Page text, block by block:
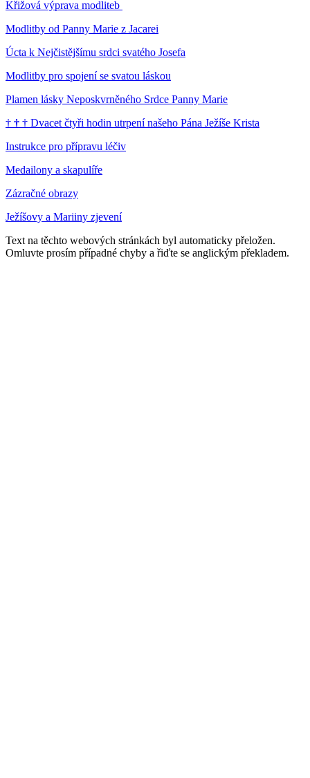
Křižová výprava modliteb
Modlitby od Panny Marie z Jacarei
Úcta k Nejčistějšímu srdci svatého Josefa
Modlitby pro spojení se svatou láskou
Plamen lásky Neposkvrněného Srdce Panny Marie
† † † Dvacet čtyři hodin utrpení našeho Pána Ježíše Krista
Instrukce pro přípravu léčiv
Medailony a skapulíře
Zázračné obrazy
Ježíšovy a Mariiny zjevení
Text na těchto webových stránkách byl automaticky přeložen.
Omluvte prosím případné chyby a řiďte se anglickým překladem.